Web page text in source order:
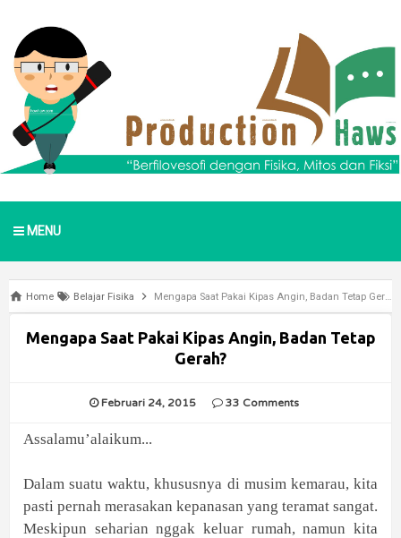
MENU
Home Belajar Fisika Mengapa Saat Pakai Kipas Angin, Badan Tetap Gerah?
Mengapa Saat Pakai Kipas Angin, Badan Tetap
Gerah?
Februari 24, 2015 33 Comments
Assalamu’alaikum...
Dalam suatu waktu, khususnya di musim kemarau, kita
pasti pernah merasakan kepanasan yang teramat sangat.
Meskipun seharian nggak keluar rumah, namun kita